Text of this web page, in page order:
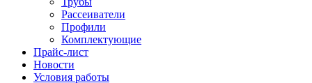
Рассеиватели
Профили
Комплектующие
Прайс-лист
Новости
Условия работы